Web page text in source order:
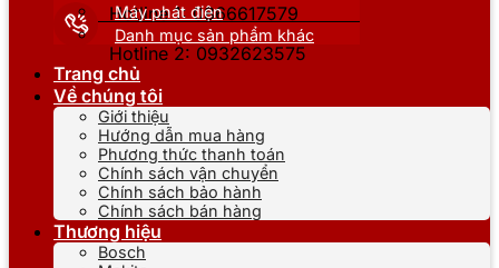
Hotline 1: 0866617579
Hotline 2: 0932623575
Máy phát điện
Danh mục sản phẩm khác
Trang chủ
Về chúng tôi
Giới thiệu
Hướng dẫn mua hàng
Phương thức thanh toán
Chính sách vận chuyển
Chính sách bảo hành
Chính sách bán hàng
Thương hiệu
Bosch